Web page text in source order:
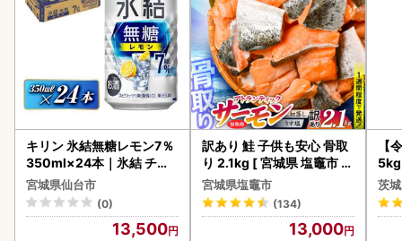
キリン 氷結無糖レモン7％
350ml×24本｜氷結 チュ
ーハイ 仙台市
宮城県仙台市
(0)
13,500
訳あり 鮭 子供も安心 骨取
り 2.1kg [ 宮城県 塩竈市 ]
鮭
宮城県塩竈市
(134)
13,000
【
5kg
g x
町
茨